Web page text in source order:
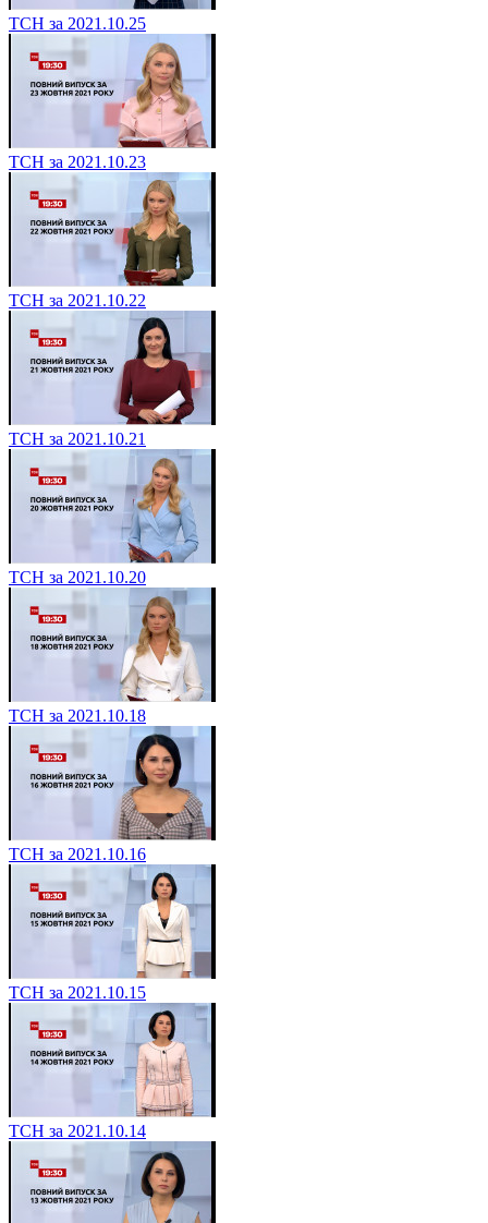
ТСН за 2021.10.25
ТСН за 2021.10.23
ТСН за 2021.10.22
ТСН за 2021.10.21
ТСН за 2021.10.20
ТСН за 2021.10.18
ТСН за 2021.10.16
ТСН за 2021.10.15
ТСН за 2021.10.14